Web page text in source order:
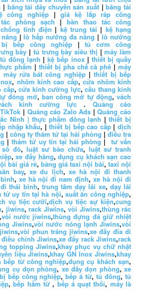
| băng tải dây chuyền sản xuất |băng tải
công nghiệp |giá kệ lắp ráp công
phòng sạch | bàn thao tác công
tĩnh điện | kệ trung tải | kệ hạng
|lò hấp nướng đa năng |lò nướng
bếp công nghiệp|tủ cơm công
bày | tủ trưng bày siêu thị |máy làm
tủ đông lạnh |kệ bếp inox| thiết bị quầy
phẩm | thiết bị pha chế cà phê | máy
máy rửa bát công nghiệp|thiết bị bếp
, nhôm kính cao cấp,cửa nhôm kính
cấp, cửa kính cường lực, cầu thang kính
đóng mở, ban công mở tự động, vách
kính cường lực . Quảng cáo
| Quảng cáo Zalo Ads |Quảng cáo
Ninh | thực phẩm đông lạnh |thiết bị
nhập khẩu, |thiết bị bếp cao cấp|dịch
| công ty thám tử tại hải phòng | điều tra
|thám tử uy tín tại hải phòng | tư vấn
sổ đỏ, luật sư bào chữa, luật sư tranh
,xe đẩy hàng,dụng cụ khách sạn cao
bài giá rẻ, bảng giá taxi nội bài, taxi nội
bay,xe du lịch, xe hà nội đi thanh
, xe hà nội đi nam định,xe hà nội đi
thái bình, trung tâm dạy lái xe, dạy lái
tử uy tín tại hà nội,suất ăn công nghiệp,
vụ tiệc cưới,dịch vụ tiệc sự kiện,cung
, jiwins, rack Jiwins, vòi Jiwins,thùng rác
vòi nước jiwins,thùng đựng đá giữ nhiệt
Jiwins,vòi nước nóng lạnh Jiwins,vòi
,vòi phun tráng jiwins,xe đẩy đĩa di
điều chỉnh Jiwins,xe đẩy rack Jiwins,rack
topping Jiwins,khay phục vụ chữ nhật
liệu Jiwins,khay GN Inox Jiwins,khay
bếp từ công nghiệp,dụng cụ khách sạn,
cụ dọn phòng, xe đẩy dọn phòng,xe
bếp công nghiệp,bếp á từ,tủ đông,tủ
,bếp hầm từ , bếp á quạt thổi, máy là